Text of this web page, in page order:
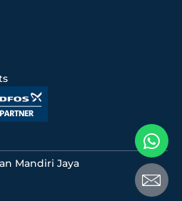
Mandiri Jaya